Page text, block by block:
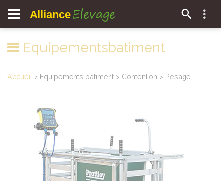
Alliance Elevage
Equipementsbatiment
Accueil > Equipements batiment > Contention > Pesage